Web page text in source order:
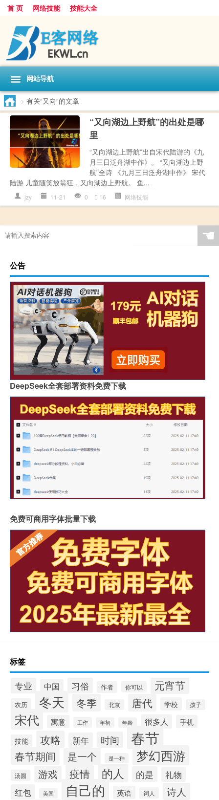
首 页 网络技能 技能大全
网站导航
> 有关“又向”的文章
“又向湖边上野航”的出处是哪
里
“又向湖边上野航”出自宋代陆游的《九
月三日泛舟湖中作》。 “又向湖边上野
航”全诗 《九月三日泛舟湖中作》 宋代
陆游 儿童随笑放翁狂，又向湖边上野航。 鱼...
jzy 11-21 0 16 网络技能
☚
公告
DeepSeek全套部署资料免费下载
免费可商用字体批量下载
标签
专业 中国 习俗 作者 你可以 元宵节
农历 冬天 冬季 北京 唐代 学校 孩子
宋代 寓意 工作 年初 年龄 很多人 手机
技能 攻略 新年 时间 春节
春节期间 是一个 是一种 梦幻西游
汤圆 游戏 疫情 的人 的是
礼物
红包
美国 自己的 英语 词人 诗人